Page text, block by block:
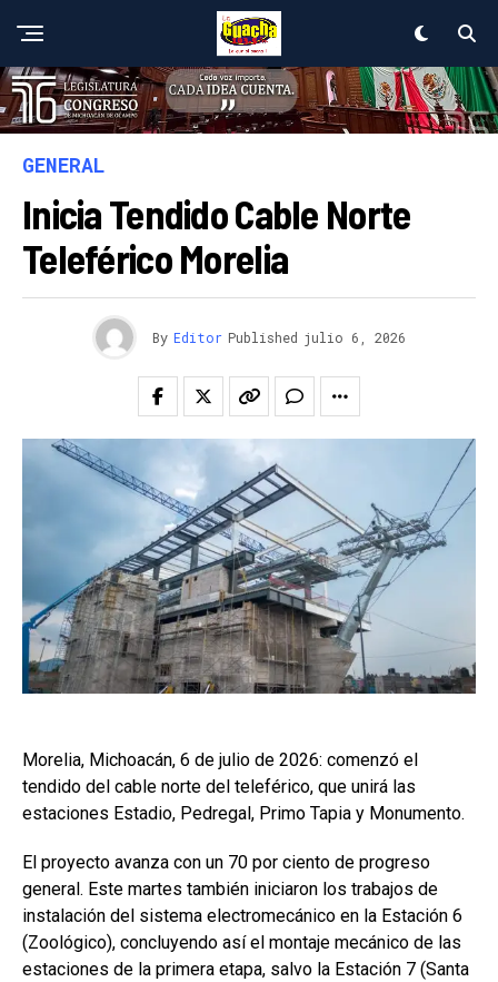
GENERAL
Inicia Tendido Cable Norte
Teleférico Morelia
By Editor Published julio 6, 2026
Morelia, Michoacán, 6 de julio de 2026: comenzó el
tendido del cable norte del teleférico, que unirá las
estaciones Estadio, Pedregal, Primo Tapia y Monumento.
El proyecto avanza con un 70 por ciento de progreso
general. Este martes también iniciaron los trabajos de
instalación del sistema electromecánico en la Estación 6
(Zoológico), concluyendo así el montaje mecánico de las
estaciones de la primera etapa, salvo la Estación 7 (Santa